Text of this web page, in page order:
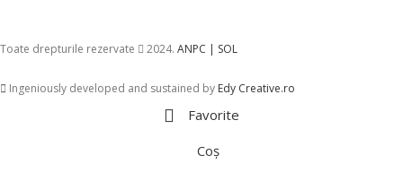
Toate drepturile rezervate 2024. ANPC | SOL
Ingeniously developed and sustained by Edy Creative.ro
Favorite
Coș